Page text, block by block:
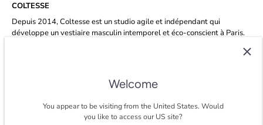
COLTESSE
Depuis 2014, Coltesse est un studio agile et indépendant qui
développe un vestiaire masculin intemporel et éco-conscient à Paris.
Welcome
You appear to be visiting from the United States. Would
you like to access our US site?